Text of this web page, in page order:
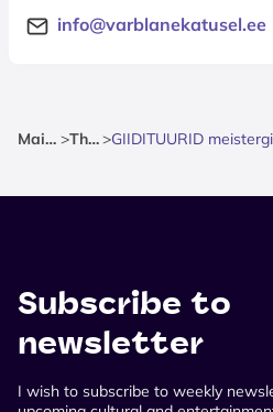
info@varblanekatusel.ee
Mainpage > Theatre >
Subscribe to
newsletter
I wish to subscribe to weekly